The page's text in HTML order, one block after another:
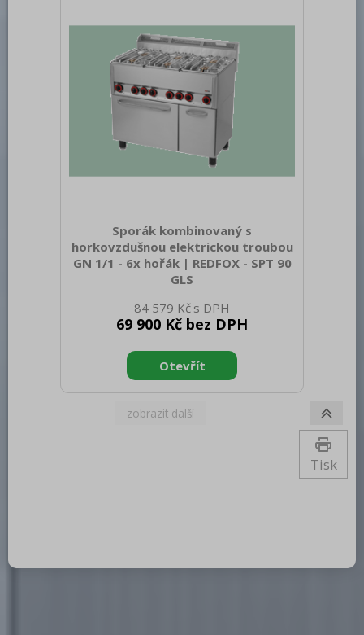
22.500 Druh připojení plynu: Zemní plyn,
propan butan Stupeň krytí ovládacích
prvků: IPX4 Materiál: AISI
Sporák kombinovaný s
horkovzdušnou elektrickou troubou
GN 1/1 - 6x hořák | REDFOX - SPT 90
GLS
988 Hloubka netto [mm]: 609 Výška
netto [mm]: 900 Hmotnost netto [kg]:
brutto [mm]: 1055 Výška brutto [mm]:
1120 Hmotnost brutto [kg]: 115.00 Typ
spotřebiče: Kombinované zařízení
Konstruční typ zařízení: S podestavbou
84 579 Kč
69 900 Kč bez DPH
Tisk